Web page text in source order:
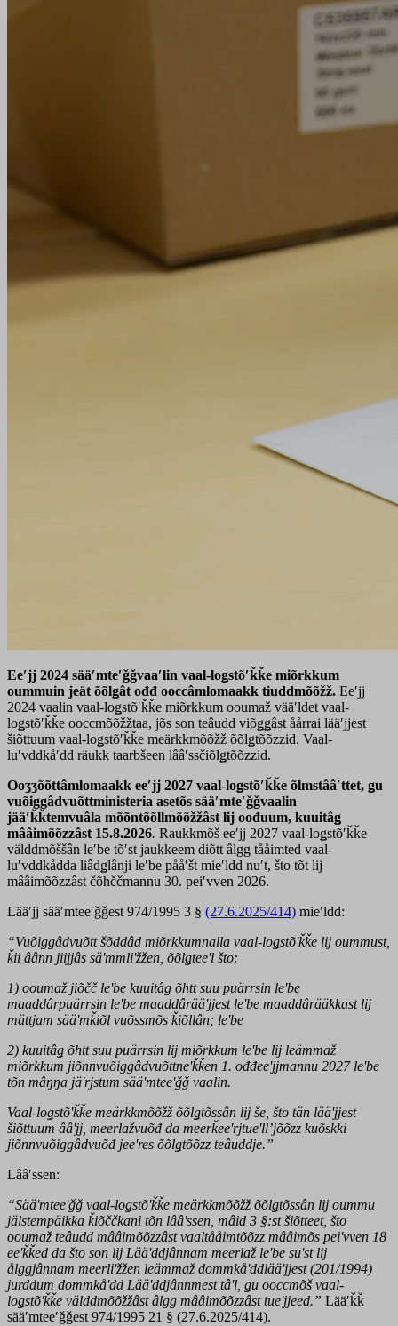
Eeʹjj 2024 sääʹmteʹǧǧvaaʹlin vaal-loǥstõʹǩǩe miõrkkum
oummuin jeät õõlǥât ođđ ooccâmlomaakk tiuddmõõžž. Eeʹjj
2024 vaalin vaal-loǥstõʹǩǩe miõrkkum ooumaž vääʹldet vaal-
loǥstõʹǩǩe ooccmõõžžtaa, jõs son teâudd viõǥǥâst åårrai lääʹjjest
šiõttuum vaal-loǥstõʹǩǩe meärkkmõõžž õõlǥtõõzzid. Vaal-
luʹvddkåʹdd räukk taarbšeen lââʹssčiõlǥtõõzzid.
Ooʒʒõõttâmlomaakk eeʹjj 2027 vaal-loǥstõʹǩǩe õlmstââʹttet, ǥu
vuõiggâdvuõttministeria asetõs sääʹmteʹǧǧvaalin
jääʹǩǩtemvuâla mõõntõõllmõõžžâst lij oođuum, kuuitâǥ
mââimõõzzâst 15.8.2026. Raukkmõš eeʹjj 2027 vaal-loǥstõʹǩǩe
välddmõššân leʹbe tõʹst jaukkeem diõtt âlgg tååimted vaal-
luʹvddkådda liâdǥlânji leʹbe pååʹšt mieʹldd nuʹt, što tõt lij
mââimõõzzâst čõhččmannu 30. peiʹvven 2026.
Lääʹjj sääʹmteeʹǧǧest 974/1995 3 § (27.6.2025/414) mieʹldd:
“Vuõiggâdvuõtt šõddâd miõrkkumnalla vaal-loǥstõʹǩǩe lij oummust,
ǩii âânn jiijjâs säʹmmliʹžžen, õõlǥteeʹl što:
1) ooumaž jiõčč leʹbe kuuitâǥ õhtt suu puärrsin leʹbe
maaddârpuärrsin leʹbe maaddârääʹjjest leʹbe maaddârääkkast lij
mättjam sääʹmǩiõl vuõssmõs ǩiõllân; leʹbe
2) kuuitâǥ õhtt suu puärrsin lij miõrkkum leʹbe lij leämmaž
miõrkkum jiõnnvuõiggâdvuõttneʹǩǩen 1. ođđeeʹjjmannu 2027 leʹbe
tõn mâŋŋa jäʹrjstum sääʹmteeʹǧǧ vaalin.
Vaal-loǥstõʹǩǩe meärkkmõõžž õõlǥtõssân lij še, što tän lääʹjjest
šiõttuum ââʹjj, meerlažvuõđ da meerǩeeʹrjtueʹllʼjõõzz kuõskki
jiõnnvuõiggâdvuõđ jeeʹres õõlǥtõõzz teâuddje.”
Lââʹssen:
“Sääʹmteeʹǧǧ vaal-loǥstõʹǩǩe meärkkmõõžž õõlǥtõssân lij oummu
jälstempäikka ǩiõččkani tõn lââʹssen, mâid 3 §:st šiõtteet, što
ooumaž teâudd mââimõõzzâst vaaltååimtõõzz mââimõs peiʹvven 18
eeʹǩǩed da što son lij Lääʹddjânnam meerlaž leʹbe suʹst lij
ålggjânnam meerliʹžžen leämmaž dommkåʹddlääʹjjest (201/1994)
jurddum dommkåʹdd Lääʹddjânnmest tâʹl, ǥu ooccmõš vaal-
loǥstõʹǩǩe välddmõõžžâst âlgg mââimõõzzâst tueʹjjeed.” Lääʹǩǩ
sääʹmteeʹǧǧest 974/1995 21 § (27.6.2025/414).